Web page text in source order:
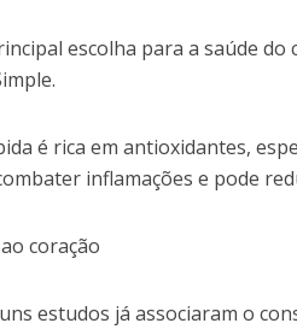
escolha para a saúde
é rica em antioxidantes,
inflamações e pode
coração
estudos já associaram o